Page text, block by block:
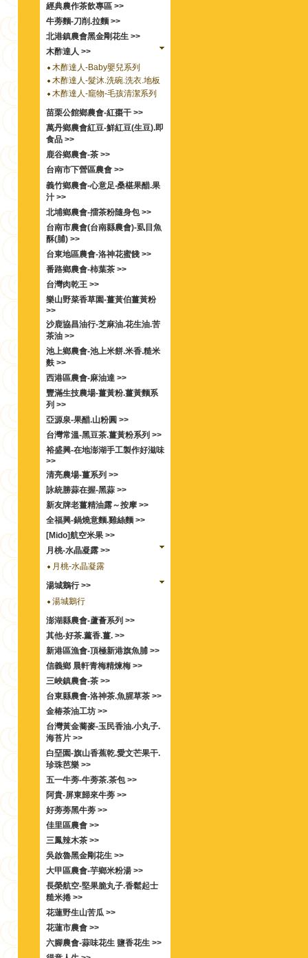
經典農作茶飲專區 >>
牛蒡麵-刀削.拉麵 >>
北港鎮農會黑金剛花生 >>
木酢達人 >>
木酢達人-Baby嬰兒系列
木酢達人-髮沐.洗碗.洗衣.地板
木酢達人-竉物-毛孩清潔系列
苗栗公館鄉農會-紅棗干 >>
萬丹鄉農會紅豆-鮮紅豆(生豆).即
食品 >>
鹿谷鄉農會-茶 >>
台南市下營區農會 >>
義竹鄉農會-心意足‧桑椹果醋.果
汁 >>
北埔鄉農會-擂茶粉隨身包 >>
台南市農會(台南縣農會)-虱目魚
酥(脯) >>
台東地區農會-洛神花蜜餞 >>
番路鄉農會-柿葉茶 >>
台灣肉乾王 >>
樂山野菜香草園-薑黃伯薑黃粉
>>
沙鹿協昌油行-芝麻油.花生油.苦
茶油 >>
池上鄉農會-池上米餅.米香.糙米
麩 >>
西港區農會-麻油達 >>
豐滿生技農場-薑黃粉.薑黃麵系
列 >>
亞源泉-果醋.山粉圓 >>
台灣常溫-黑豆茶.薑黃粉系列 >>
裕盛興-在地澎湖手工製作好滋味
>>
清亮農場-薑系列 >>
詠統勝蒜在握-黑蒜 >>
新友牌老薑精油露～按摩 >>
全福興-鍋燒意麵.雞絲麵 >>
[Mido]航空米果 >>
月桃-水晶凝露 >>
月桃-水晶凝露
湯城鵝行 >>
湯城鵝行
澎湖縣農會-蘆薈系列 >>
其他-好茶.薰香.薑. >>
新港區漁會-頂極新港旗魚脯 >>
信義鄉 晨軒青梅精煉梅 >>
三峽鎮農會-茶 >>
台東縣農會-洛神茶.魚腥草茶 >>
金椿茶油工坊 >>
台灣黃金蕎麥-玉民香油.小丸子.
海苔片 >>
白堊園-旗山香蕉乾.愛文芒果干.
珍珠芭樂 >>
五一牛蒡-牛蒡茶.茶包 >>
阿貴-屏東歸來牛蒡 >>
好蒡蒡黑牛蒡 >>
佳里區農會 >>
三鳳辣木茶 >>
吳啟魯黑金剛花生 >>
大甲區農會-芋鄉米粉湯 >>
長榮航空-堅果脆丸子.香鬆起士
糙米捲 >>
花蓮野生山苦瓜 >>
花蓮市農會 >>
六腳農會-蒜味花生 鹽香花生 >>